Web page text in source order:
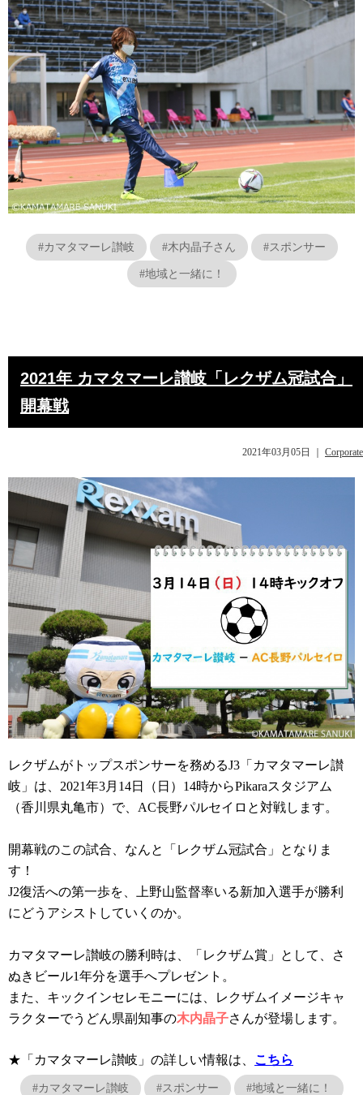
#カマタマーレ讃岐 #木内晶子さん #スポンサー
#地域と一緒に！
2021年 カマタマーレ讃岐「レクザム冠試合」
開幕戦
2021年03月05日 ｜ Corporate
レクザムがトップスポンサーを務めるJ3 「カマタマーレ讃
岐」は、2021年3月14日（ 日）14時からPikaraスタジアム
（香川県丸亀市）で、AC長野パルセイロと対戦します。
開幕戦のこの試合、なんと「レクザム冠試合」となりま
す！
J2復活への第一歩を、上野山監督率いる新加入選手が勝利
にどうアシストしていくのか。
カマタマーレ讃岐の勝利時は、「レクザム賞」として、さ
ぬきビール1年分を選手へプレゼント。
また、キックインセレモニーには、レクザムイメージキャ
ラクターでうどん県副知事の木内晶子さんが登場します。
★「カマタマーレ讃岐」の詳しい情報は、 こちら
#カマタマーレ讃岐 #スポンサー #地域と一緒に！